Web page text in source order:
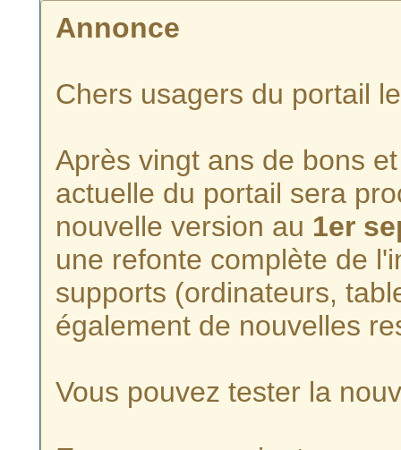
Annonce
Chers usagers du portail
Après vingt ans de bons
actuelle du portail sera
nouvelle version au 1er
une refonte complète de
supports (ordinateurs,
également de nouvelles
Vous pouvez tester la